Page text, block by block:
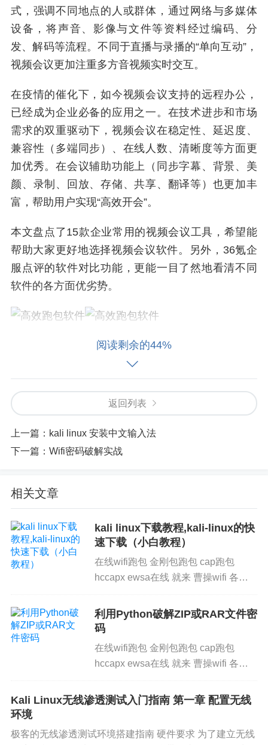
式，强调不同地点的人或群体，通过网络与多媒体
设备，将声音、影像与文件等资料经过编码、分
发、解码等流程。不同于直播与录播的“单向互动”，
视频会议更加注重多方音视频实时交互。
在疫情的催化下，如今视频会议支持的远程办公，
已经成为企业必备的应用之一。在技术进步和市场
需求的双重驱动下，视频会议在稳定性、延迟度、
兼容性（多端同步）、在线人数、清晰度等方面更
加优秀。在会议辅助功能上（同步字幕、背景、美
颜、录制、回放、存储、共享、翻译等）也更加丰
富，帮助用户实现“高效开会”。
本文盘点了15款企业常用的视频会议工具，希望能
帮助大家更好地选择视频会议软件。另外，36氪企
服点评的软件对比功能，更能一目了然地看清不同
软件的各方面优劣势。
式云视频会议解决方案。用户可以使用“腾讯会议”进
行远程音视频会议、在线文档协作、屏幕共享等，
制、在线文档、屏幕共享等便捷操作管理功能。个
高可达25人。专业版不限会议时长，参会者最高可
达100人。
2.钉钉 钉钉（DingTalk）是阿里巴巴集团专为中国
企业打造的免费沟通和协同的多端平台，提供PC
版，Web版，Mac版和手机版，支持手机和电脑间
文件互传，支持远程视频会议。
式“飞阅会”，会前高效预约会议时间、会中默读共享
文档并实时评论协同、会后音视频内容智能转写为
会议笔记支持1000方稳定接入，便捷共享屏幕和文
档。不仅能流畅开会，更能自动生成会议纪要，让
Zoom Zoom是一款多人手机云视频会议软
阅读剩余的44%
返回列表
上一篇： kali linux 安装中文输入法
下一篇： Wifi密码破解实战
相关文章
kali linux下载教程,kali-linux的快
速下载（小白教程）
在线wifi跑包 金刚包跑包 cap跑包
hccapx ewsa在线 就来 曹操wifi 各位
一篇新的教程 希望各位细心学习 低调
用网 回答1：当然可以！以下是...
利用Python破解ZIP或RAR文件密
码
在线wifi跑包 金刚包跑包 cap跑包
hccapx ewsa在线 就来 曹操wifi 各位
一篇新的教程 希望各位细心学习 低调
Kali Linux无线渗透测试入门指南 第一章 配置无线
环境
极客的无线渗透测试环境搭建指南 硬件要求 为了建立无线